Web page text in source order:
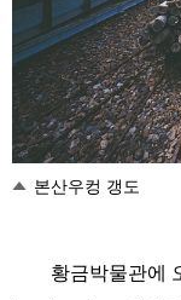
본산우컹 갱도
황금박물관에 오